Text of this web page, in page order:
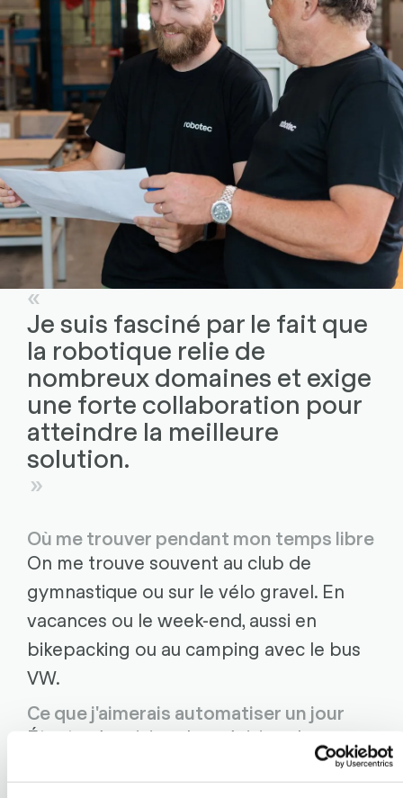
Je suis fasciné par le fait que
la robotique relie de
nombreux domaines et exige
une forte collaboration pour
atteindre la meilleure
solution.
Où me trouver pendant mon temps libre
On me trouve souvent au club de
gymnastique ou sur le vélo gravel. En
vacances ou le week-end, aussi en
bikepacking ou au camping avec le bus
VW.
Ce que j'aimerais automatiser un jour
Étant mécanicien de précision de
formation, j'aimerais beaucoup réaliser